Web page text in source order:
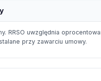
RRSO uwzględnia
przy zawarciu umowy.